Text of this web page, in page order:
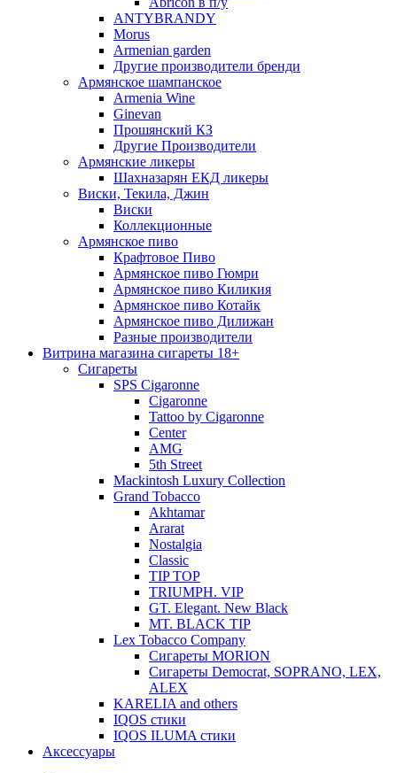
ANTYBRANDY
Morus
Armenian garden
Другие производители бренди
Армянское шампанское
Armenia Wine
Ginevan
Прошянский КЗ
Другие Производители
Армянские ликеры
Шахназарян ЕКД ликеры
Виски, Текила, Джин
Виски
Коллекционные
Армянское пиво
Крафтовое Пиво
Армянское пиво Гюмри
Армянское пиво Киликия
Армянское пиво Котайк
Армянское пиво Дилижан
Разные производители
Витрина магазина сигареты 18+
Cигареты
SPS Cigaronne
Сigaronne
Tattoo by Cigaronne
Center
AMG
5th Street
Mackintosh Luxury Collection
Grand Tobacco
Akhtamar
Ararat
Nostalgia
Classic
TIP TOP
TRIUMPH. VIP
GT. Elegant. New Black
MT. BLACK TIP
Lex Tobacco Company
Сигареты MORION
Сигареты Democrat, SOPRANO, LEX,
ALEX
KARELIA and others
IQOS стики
IQOS ILUMA стики
Аксессуары